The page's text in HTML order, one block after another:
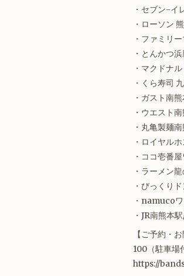
・セブン-イ
・ローソン
・ファミリ
・とんかつ
・マクドナ
・くら寿司
・ガスト南
・ウエスト
・丸亀製麺
・ロイヤル
・ココ壱番
・ラーメン
・びっくり
・namuco
・JR南熊本
【ご予約・お
100（駐車場
https://